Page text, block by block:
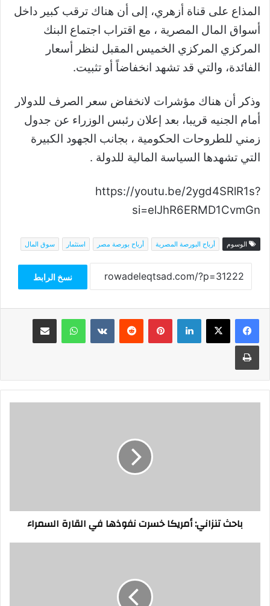
المذاع على قناة أزهري، إلى أن هناك ترقب كبير داخل
أسواق المال المصرية ، مع اقتراب اجتماع البنك
المركزي المركزي الخميس المقبل لنظر أسعار
الفائدة، والتي قد تشهد انخفاضاً أو تثبيت.
وذكر أن هناك مؤشرات لانخفاض سعر الصرف للدولار
أمام الجنيه قريبا، بعد إعلان رئبس الوزراء عن جدول
زمني للطروحات الحكومية ، بجانب الجهود الكبيرة
التي تشهدها السياسة المالية للدولة .
https://youtu.be/2ygd4SRlR1s?
si=elJhR6ERMD1CvmGn
الوسوم أرباح البورصة المصرية أرباح بورصة مصر استثمار سوق المال
نسخ الرابط
فيسبوك‫X لينكدإن بينتيريست واتساب مشاركة عبر البريد
طباعة
باحث تنزاني: أمريكا خسرت نفوذها في القارة السمراء